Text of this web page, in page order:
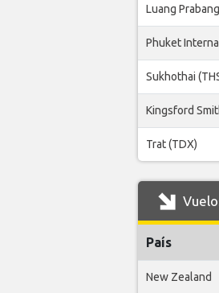
Luang
Phuket
Sukhothai
Kingsford
Trat (TDX)
País
New Zealand